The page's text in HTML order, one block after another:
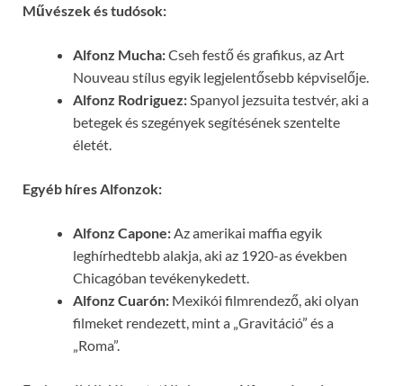
Művészek és tudósok:
Alfonz Mucha:Cseh festő és grafikus, az Art
Nouveau stílus egyik legjelentősebb képviselője.
Alfonz Rodriguez:Spanyol jezsuita testvér, aki a
betegek és szegények segítésének szentelte
életét.
Egyéb híres Alfonzok:
Alfonz Capone:Az amerikai maffia egyik
leghírhedtebb alakja, aki az 1920-as években
Chicagóban tevékenykedett.
Alfonz Cuarón: Mexikói filmrendező, aki olyan
filmeket rendezett, mint a „Gravitáció” és a
„Roma”.